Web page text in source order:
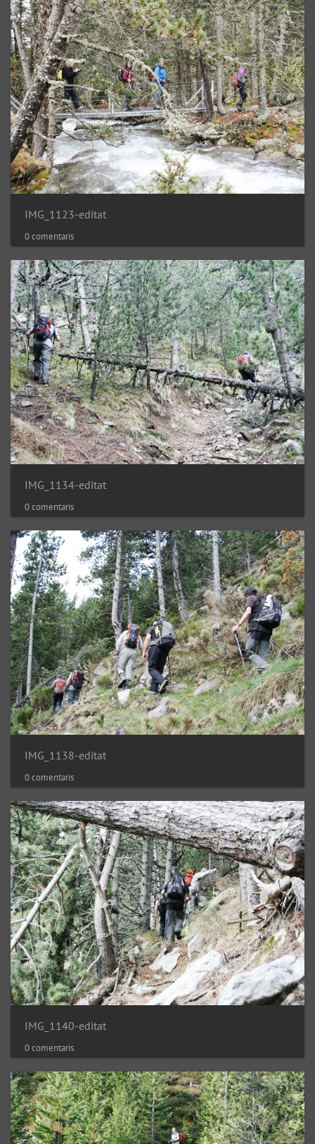
IMG_1123-editat
0 comentaris
IMG_1134-editat
0 comentaris
IMG_1138-editat
0 comentaris
IMG_1140-editat
0 comentaris